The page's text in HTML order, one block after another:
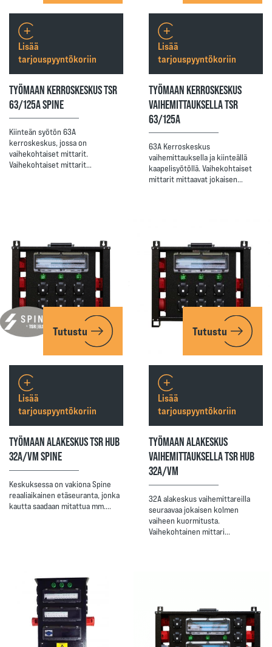
TYÖMAAN KERROSKESKUS TSR
63/125A SPINE
Kiinteän syötön 63A
kerroskeskus, jossa on
vaihekohtaiset mittarit.
Vaihekohtaiset mittarit…
Lisää
tarjouspyyntökoriin
TYÖMAAN KERROSKESKUS
VAIHEMITTAUKSELLA TSR
63/125A
63A Kerroskeskus
vaihemittauksella ja kiinteällä
kaapelisyötöllä. Vaihekohtaiset
mittarit mittaavat jokaisen…
Lisää
tarjouspyyntökoriin
Tutustu
TYÖMAAN ALAKESKUS TSR HUB
32A/VM SPINE
Keskuksessa on vakiona Spine
reaaliaikainen etäseuranta, jonka
kautta saadaan mitattua mm.…
Lisää
tarjouspyyntökoriin
Tutustu
TYÖMAAN ALAKESKUS
VAIHEMITTAUKSELLA TSR HUB
32A/VM
32A alakeskus vaihemittareilla
seuraavaa jokaisen kolmen
vaiheen kuormitusta.
Vaihekohtainen mittari…
Lisää
tarjouspyyntökoriin